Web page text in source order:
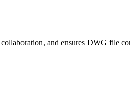
and ensures DWG file